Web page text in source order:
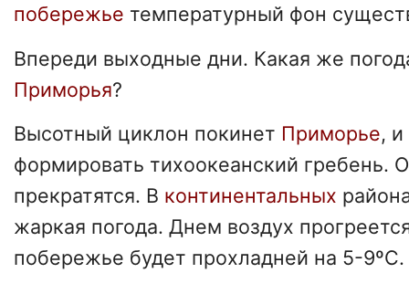
побережье температурный фон
Впереди выходные дни. Какая же
Приморья?
Высотный циклон покинет Приморье,
формировать тихоокеанский гребень.
прекратятся. В континентальных
жаркая погода. Днем воздух
побережье будет прохладней на 5-9ºC.